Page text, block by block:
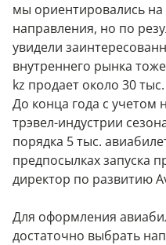
мы ориентировались
направления, но по
увидели
внутреннего рынка
kz продает около 30
До конца года с учетом
трэвел-индустрии
порядка 5 тыс.
предпосылках запуска
директор по развитию
Для оформления
достаточно выбрать